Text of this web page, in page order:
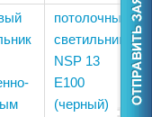
потолочный
светильник
NSP 13
E100
(черный)